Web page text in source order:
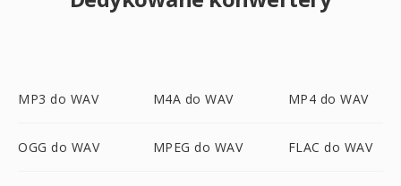
MP3 do WAV M4A do WAV MP4 do WAV
OGG do WAV MPEG do WAV FLAC do WAV